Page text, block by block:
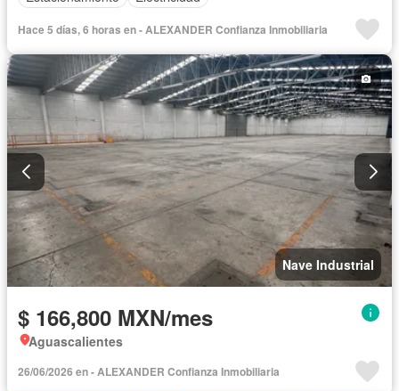
Hace 5 días, 6 horas en - ALEXANDER Confianza Inmobiliaria
Nave Industrial
$ 166,800 MXN/mes
Aguascalientes
26/06/2026 en - ALEXANDER Confianza Inmobiliaria